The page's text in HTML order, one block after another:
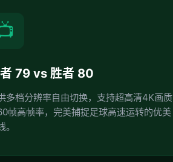
79 vs 胜者 80
多档分辨率自由切换，支持超高清4K画质
帧高帧率，完美捕捉足球高速运转的优美
。